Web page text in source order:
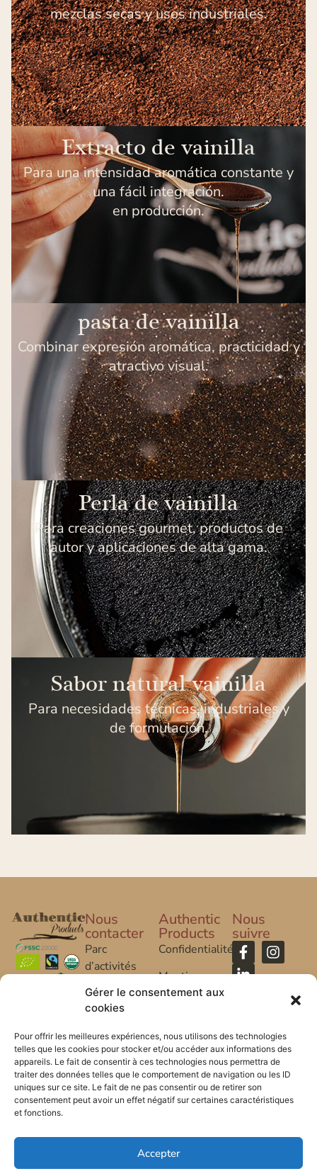
Gérer le consentement aux
cookies
Pour offrir les meilleures expériences, nous utilisons des technologies
telles que les cookies pour stocker et/ou accéder aux informations des
appareils. Le fait de consentir à ces technologies nous permettra de
traiter des données telles que le comportement de navigation ou les ID
uniques sur ce site. Le fait de ne pas consentir ou de retirer son
consentement peut avoir un effet négatif sur certaines caractéristiques
et fonctions.
Accepter
mezclas secas y usos industriales.
Extracto de vainilla
Para una intensidad aromática constante y
una fácil integración.
en producción.
pasta de vainilla
Combinar expresión aromática, practicidad y
atractivo visual.
Perla de vainilla
Para creaciones gourmet, productos de
autor y aplicaciones de alta gama.
Sabor natural vainilla
Para necesidades técnicas, industriales y
de formulación.
Nous
contacter
Parc
d’activités
20 rue
33185 Le
Haillan –
FRANCE
*FR-BIO-01
Authentic
Products
Confidentialité
Mentions
Légales
Nous
suivre